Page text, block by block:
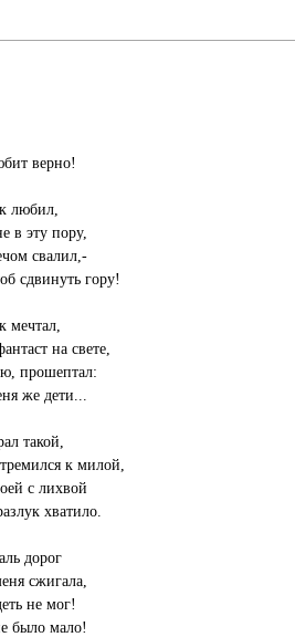
верно!
любил,
в эту пору,
свалил,-
сдвинуть гору!
мечтал,
на свете,
прошептал:
же дети...
такой,
к милой,
с лихвой
хватило.
дорог
сжигала,
не мог!
было мало!